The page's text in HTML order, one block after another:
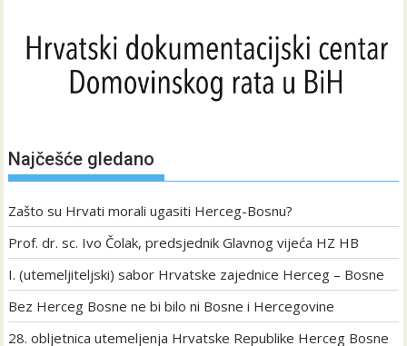
Najčešće gledano
Zašto su Hrvati morali ugasiti Herceg-Bosnu?
Prof. dr. sc. Ivo Čolak, predsjednik Glavnog vijeća HZ HB
I. (utemeljiteljski) sabor Hrvatske zajednice Herceg – Bosne
Bez Herceg Bosne ne bi bilo ni Bosne i Hercegovine
28. obljetnica utemeljenja Hrvatske Republike Herceg Bosne